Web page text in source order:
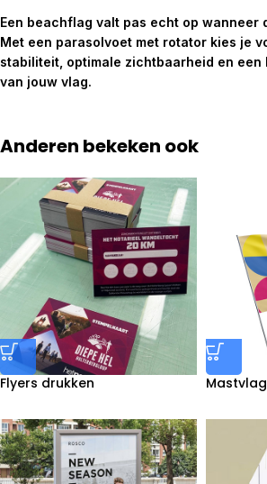
Een beachflag valt pas echt op wanneer
Met een parasolvoet met rotator kies je
stabiliteit, optimale zichtbaarheid en een
van jouw vlag.
Anderen bekeken ook
Flyers drukken